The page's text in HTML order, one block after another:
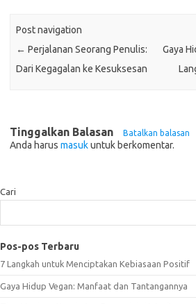
Post navigation
← Perjalanan Seorang Penulis:
Dari Kegagalan ke Kesuksesan
Gaya
Tinggalkan Balasan Batalkan balasan
Anda harus masukuntuk berkomentar.
Cari
Pos-pos Terbaru
7 Langkah untuk Menciptakan Kebiasaan Positif
Gaya Hidup Vegan: Manfaat dan Tantangannya